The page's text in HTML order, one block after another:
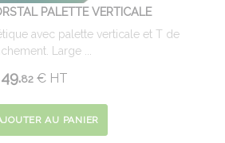
PALETTE VERTICALE
avec palette verticale et T de
Large ...
49.82 € HT
AU PANIER